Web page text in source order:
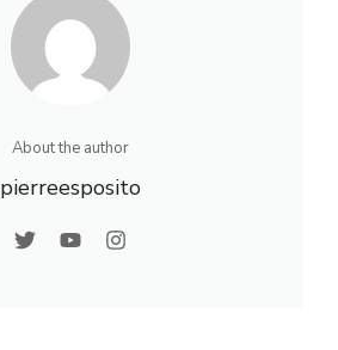
About the author
pierreesposito